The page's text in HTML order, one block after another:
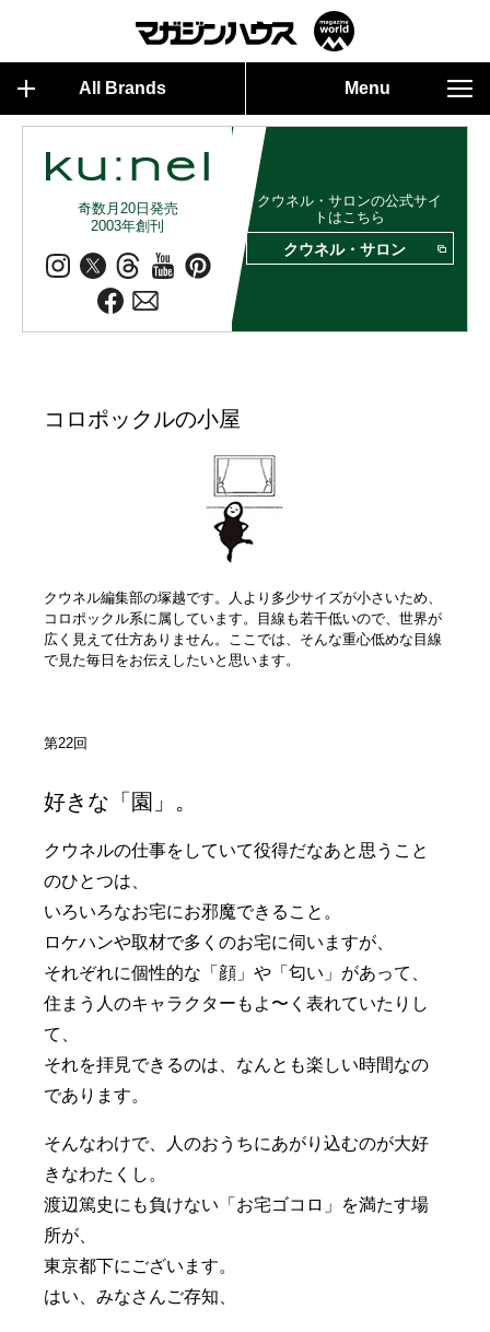
All Brands Menu
奇数月20日発売
2003年創刊
クウネル・サロンの公式サイ
トはこちら
クウネル・サロン
コロポックルの小屋
クウネル編集部の塚越です。人より多少サイズが小さいため、
コロポックル系に属しています。目線も若干低いので、世界が
広く見えて仕方ありません。ここでは、そんな重心低めな目線
で見た毎日をお伝えしたいと思います。
第22回
好きな「園」。
クウネルの仕事をしていて役得だなあと思うこと
のひとつは、
いろいろなお宅にお邪魔できること。
ロケハンや取材で多くのお宅に伺いますが、
それぞれに個性的な「顔」や「匂い」があって、
住まう人のキャラクターもよ〜く表れていたりし
て、
それを拝見できるのは、なんとも楽しい時間なの
であります。
そんなわけで、人のおうちにあがり込むのが大好
きなわたくし。
渡辺篤史にも負けない「お宅ゴコロ」を満たす場
所が、
東京都下にございます。
はい、みなさんご存知、